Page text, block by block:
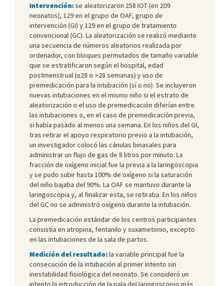
Intervención:se aleatorizaron 258 IOT (en 209
neonatos), 129 en el grupo de OAF, grupo de
intervención (GI) y 129 en el grupo de tratamiento
convencional (GC). La aleatorización se realizó mediante
una secuencia de números aleatorios realizada por
ordenador, con bloques permutados de tamaño variable
que se estratificaron según el hospital, edad
postmenstrual (≤28 o >28 semanas) y uso de
premedicación para la intubación (sí o no). Se incluyeron
nuevas intubaciones en el mismo niño si el estrato de
aleatorización o el uso de premedicación diferían entre
las intubaciones o, en el caso de premedicación previa,
si había pasado al menos una semana. En los niños del GI,
tras retirar el apoyo respiratorio previo a la intubación,
un investigador colocó las cánulas binasales para
administrar un flujo de gas de 8 litros por minuto. La
fracción de oxígeno inicial fue la previa a la laringoscopia
y se pudo subir hasta 100% de oxígeno si la saturación
del niño bajaba del 90%. La OAF se mantuvo durante la
laringoscopia y, al finalizar esta, se retiraba. En los niños
del GC no se administró oxígeno durante la intubación.
La premedicación estándar de los centros participantes
consistía en atropina, fentanilo y suxametonio, excepto
en las intubaciones de la sala de partos.
Medición del resultado:la variable principal fue la
consecución de la intubación al primer intento sin
inestabilidad fisiológica del neonato. Se consideró un
intento la introducción de la pala del laringoscopio más